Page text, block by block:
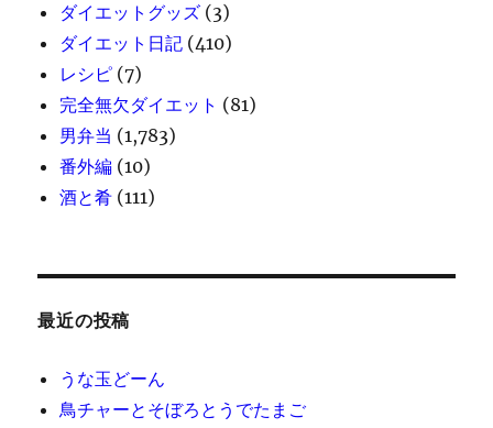
ダイエットグッズ (3)
ダイエット日記 (410)
レシピ (7)
完全無欠ダイエット (81)
男弁当 (1,783)
番外編 (10)
酒と肴 (111)
最近の投稿
うな玉どーん
鳥チャーとそぼろとうでたまご